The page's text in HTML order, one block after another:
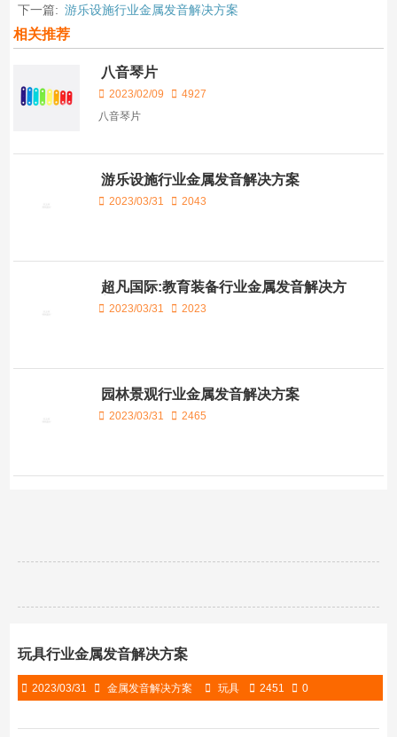
下一篇: 游乐设施行业金属发音解决方案
相关推荐
八音琴片
2023/02/09
4927
八音琴片
游乐设施行业金属发音解决方案
2023/03/31 2043
超凡国际:教育装备行业金属发音解决方
案2023/03/31 2023
园林景观行业金属发音解决方案
2023/03/31 2465
玩具行业金属发音解决方案
2023/03/31 金属发音解决方案 玩具 2451 0